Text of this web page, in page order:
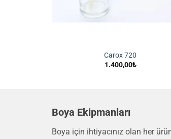
Carox 720
1.400,00₺
Boya Ekipmanları
Boya için ihtiyacınız olan her